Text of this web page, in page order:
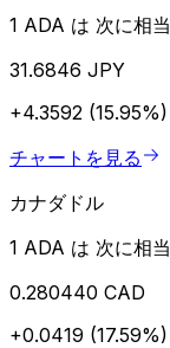
1 ADA は 次に相当
31.6846 JPY
+4.3592 (15.95%)
チャートを見る
カナダドル
1 ADA は 次に相当
0.280440 CAD
+0.0419 (17.59%)